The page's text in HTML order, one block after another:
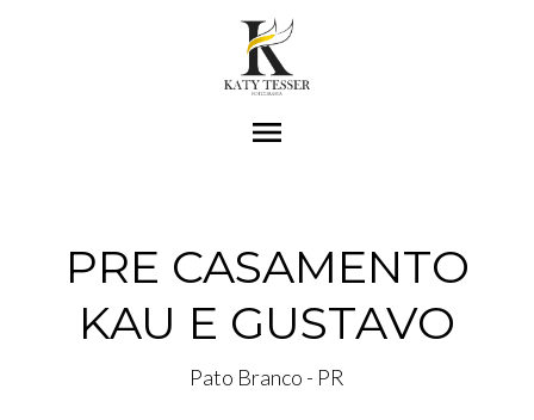
menu
PRE CASAMENTO
KAU E GUSTAVO
Pato Branco - PR